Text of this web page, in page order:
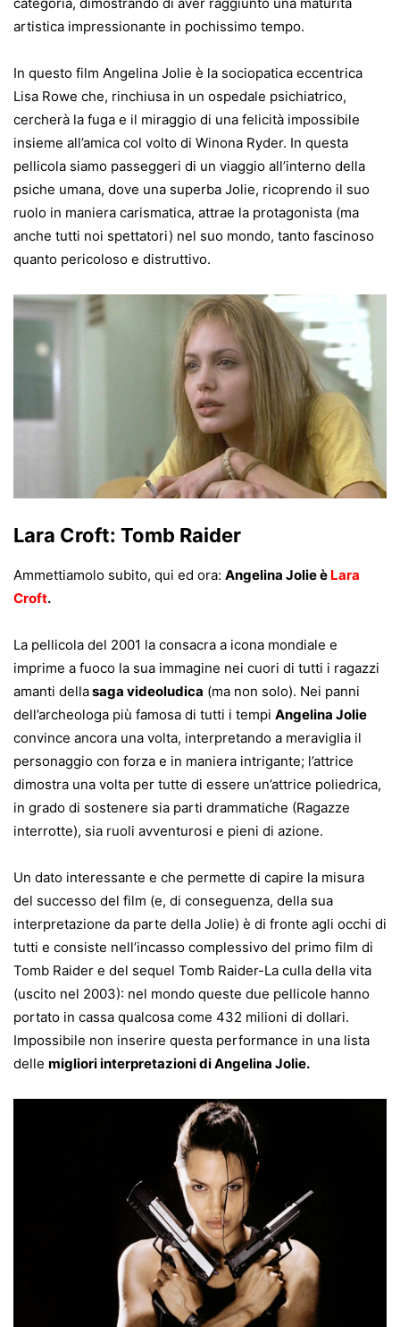
artistica impressionante in pochissimo tempo.
In questo film Angelina Jolie è la sociopatica eccentrica
Lisa Rowe che, rinchiusa in un ospedale psichiatrico,
cercherà la fuga e il miraggio di una felicità impossibile
insieme all’amica col volto di Winona Ryder. In questa
pellicola siamo passeggeri di un viaggio all’interno della
psiche umana, dove una superba Jolie, ricoprendo il suo
ruolo in maniera carismatica, attrae la protagonista (ma
anche tutti noi spettatori) nel suo mondo, tanto fascinoso
quanto pericoloso e distruttivo.
Lara Croft: Tomb Raider
Ammettiamolo subito, qui ed ora: Angelina Jolie è Lara
Croft.
La pellicola del 2001 la consacra a icona mondiale e
imprime a fuoco la sua immagine nei cuori di tutti i ragazzi
amanti dellasaga videoludica (ma non solo). Nei panni
dell’archeologa più famosa di tutti i tempi Angelina Jolie
convince ancora una volta, interpretando a meraviglia il
personaggio con forza e in maniera intrigante; l’attrice
dimostra una volta per tutte di essere un’attrice poliedrica,
in grado di sostenere sia parti drammatiche (Ragazze
interrotte), sia ruoli avventurosi e pieni di azione.
Un dato interessante e che permette di capire la misura
del successo del film (e, di conseguenza, della sua
interpretazione da parte della Jolie) è di fronte agli occhi di
tutti e consiste nell’incasso complessivo del primo film di
Tomb Raider e del sequel Tomb Raider-La culla della vita
(uscito nel 2003): nel mondo queste due pellicole hanno
portato in cassa qualcosa come 432 milioni di dollari.
Impossibile non inserire questa performance in una lista
delle migliori interpretazioni di Angelina Jolie.